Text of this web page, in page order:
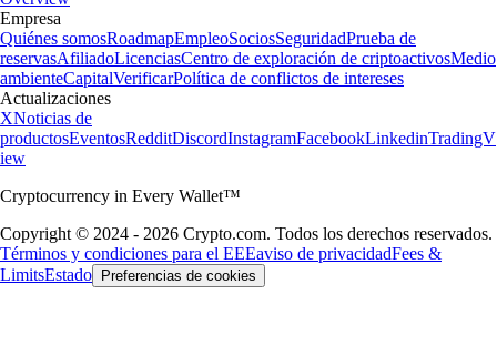
Empresa
Quiénes somosRoadmapEmpleoSociosSeguridadPrueba de
reservasAfiliadoLicenciasCentro de exploración de criptoactivosMedio
ambienteCapitalVerificarPolítica de conflictos de intereses
Actualizaciones
XNoticias de
productosEventosRedditDiscordInstagramFacebookLinkedinTradingV
iew
Cryptocurrency in Every Wallet™
Copyright © 2024 - 2026 Crypto.com. Todos los derechos reservados.
Términos y condiciones para el EEEaviso de privacidadFees &
LimitsEstado Preferencias de cookies